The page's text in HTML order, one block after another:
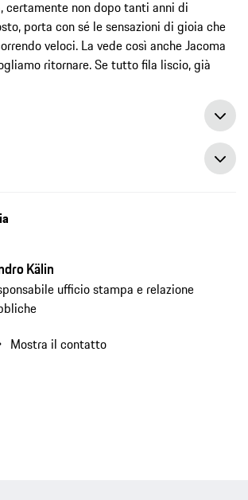
certamente non dopo tanti anni di
porta con sé le sensazioni di gioia che
veloci. La vede così anche Jacoma
ritornare. Se tutto fila liscio, già
Kälin
ufficio stampa e relazione
Mostra il contatto